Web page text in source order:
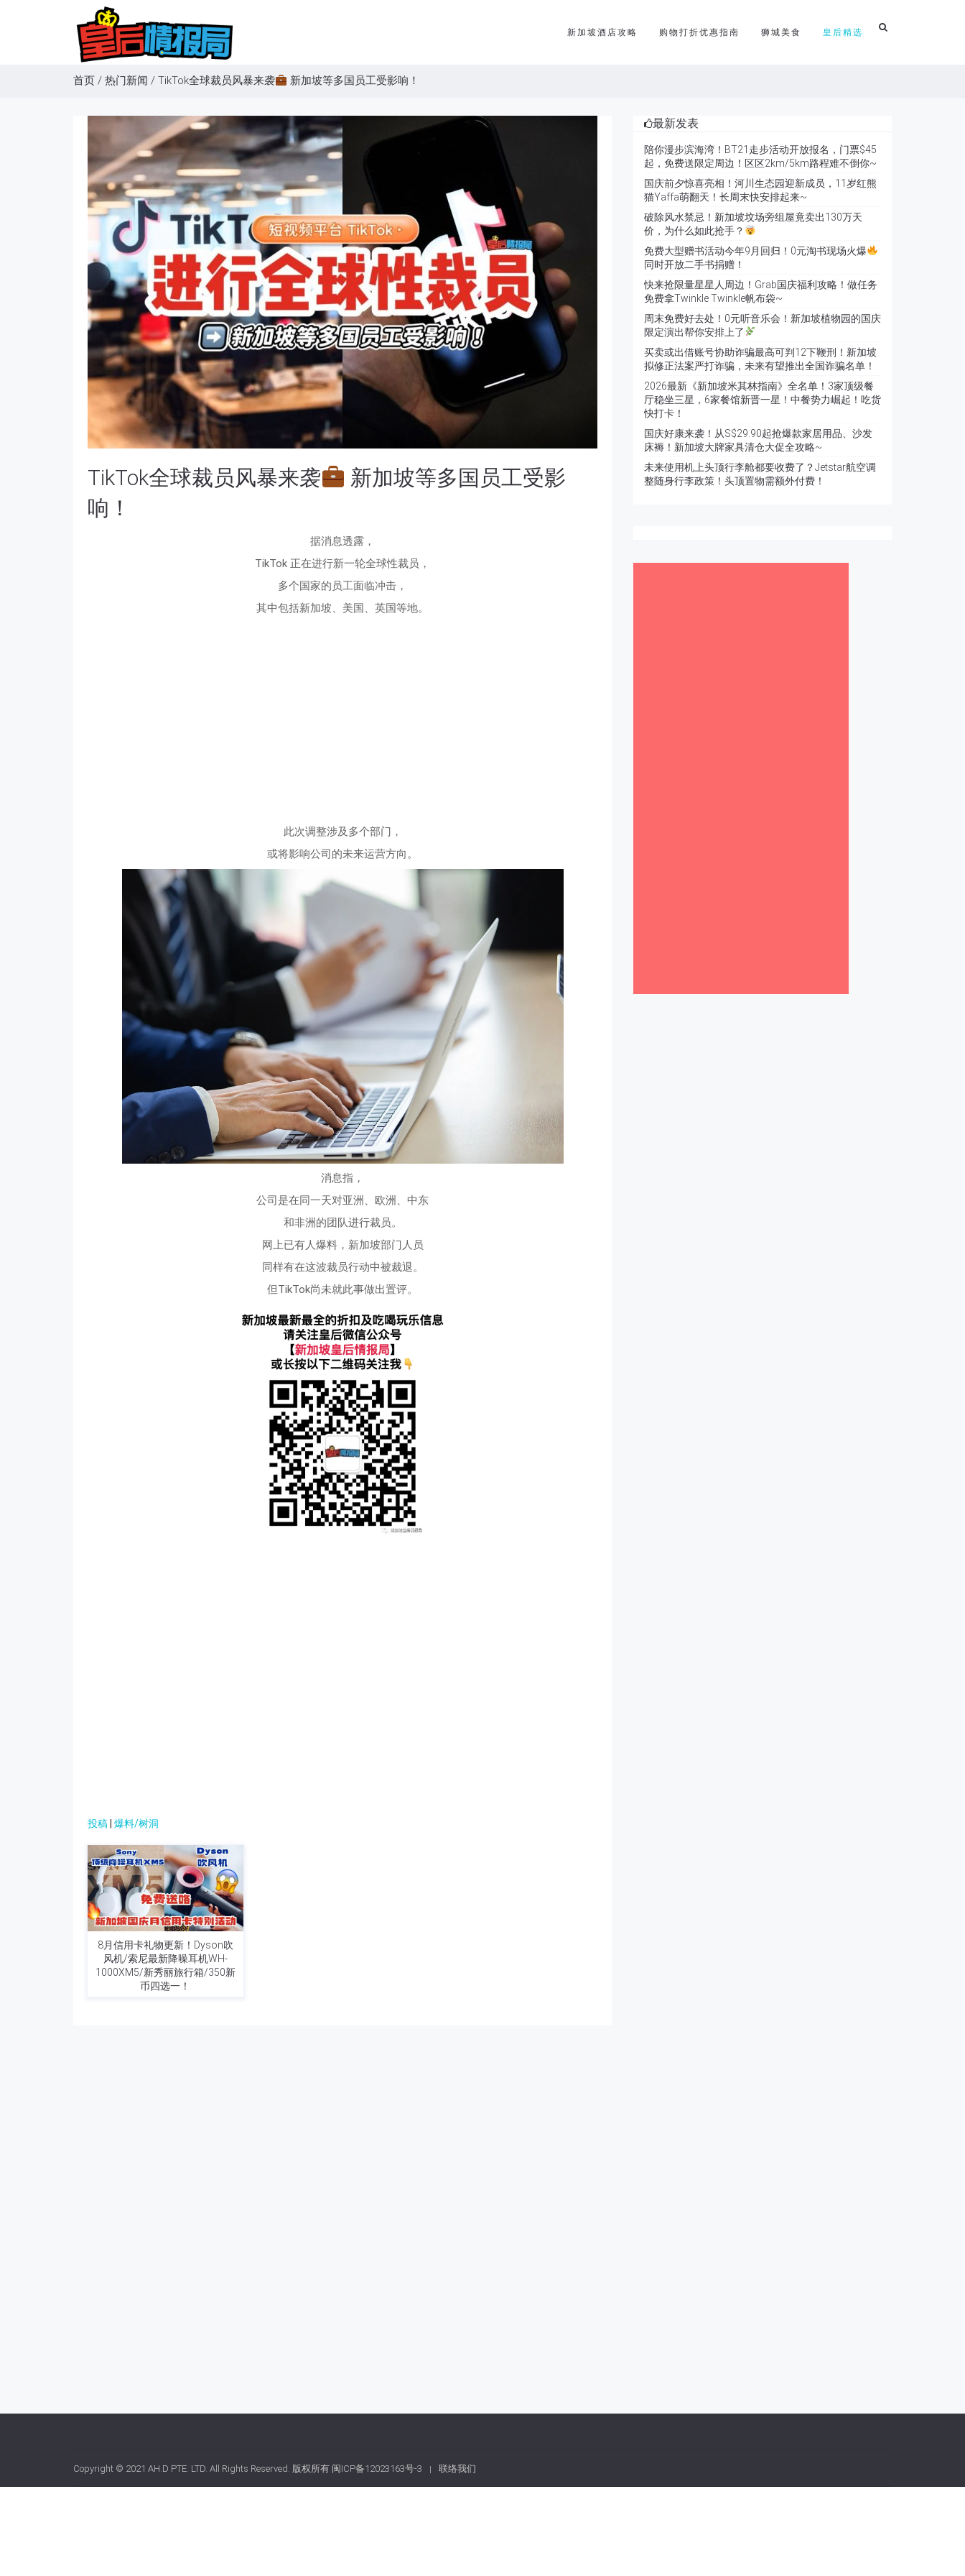
新加坡酒店攻略 购物打折优惠指南 狮城美食 皇后精选
首页 / 热门新闻 / TikTok全球裁员风暴来袭 新加坡等多国员工受影响！
TikTok全球裁员风暴来袭
新加坡等多国员工受影
响！
据消息透露，
TikTok 正在进行新一轮全球性裁员，
多个国家的员工面临冲击，
其中包括新加坡、美国、英国等地。
此次调整涉及多个部门，
或将影响公司的未来运营方向。
消息指，
公司是在同一天对亚洲、欧洲、中东
和非洲的团队进行裁员。
网上已有人爆料， 新加坡部门人员
同样有在这波裁员行动中被裁退。
但TikTok尚未就此事做出置评。
投稿| 爆料/树洞
8月信用卡礼物更新！Dyson吹
风机/索尼最新降噪耳机WH-
1000XM5/新秀丽旅行箱/350新
币四选一！
最新发表
陪你漫步滨海湾！BT21走步活动开放报名，门票$45
起，免费送限定周边！区区2km/5km路程难不倒你~
国庆前夕惊喜亮相！河川生态园迎新成员，11岁红熊
猫Yaffa萌翻天！长周末快安排起来~
破除风水禁忌！新加坡坟场旁组屋竟卖出130万天
价，为什么如此抢手？
免费大型赠书活动今年9月回归！0元淘书现场火爆
同时开放二手书捐赠！
快来抢限量星星人周边！Grab国庆福利攻略！做任务
免费拿Twinkle Twinkle帆布袋~
周末免费好去处！0元听音乐会！新加坡植物园的国庆
限定演出帮你安排上了
买卖或出借账号协助诈骗最高可判12下鞭刑！新加坡
拟修正法案严打诈骗，未来有望推出全国诈骗名单！
2026最新《新加坡米其林指南》全名单！3家顶级餐
厅稳坐三星，6家餐馆新晋一星！中餐势力崛起！吃货
快打卡！
国庆好康来袭！从S$29.90起抢爆款家居用品、沙发
床褥！新加坡大牌家具清仓大促全攻略~
未来使用机上头顶行李舱都要收费了？Jetstar航空调
整随身行李政策！头顶置物需额外付费！
Copyright © 2021 AH.D PTE. LTD. All Rights Reserved. 版权所有 闽ICP备12023163号-3 联络我们